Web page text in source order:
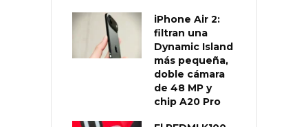
iPhone Air 2:
filtran una
Dynamic Island
más pequeña,
doble cámara
de 48 MP y
chip A20 Pro